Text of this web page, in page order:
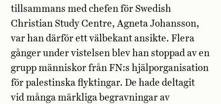
tillsammans med chefen för Swedish
Christian Study Centre, Agneta Johansson,
var han därför ett välbekant ansikte. Flera
gånger under vistelsen blev han stoppad av en
grupp människor från FN:s hjälporganisation
för palestinska flyktingar. De hade deltagit
vid många märkliga begravningar av